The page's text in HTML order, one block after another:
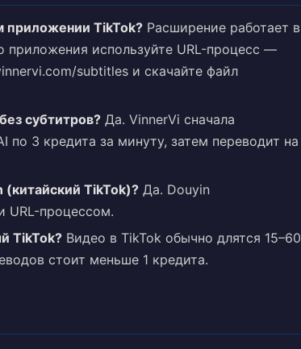
приложении TikTok? Расширение работает в
приложения используйте URL-процесс —
subtitles и скачайте файл
субтитров? Да. VinnerVi сначала
3 кредита за минуту, затем переводит на
TikTok)? Да. Douyin
URL-процессом.
TikTok? Видео в TikTok обычно длятся 15–60
стоит меньше 1 кредита.